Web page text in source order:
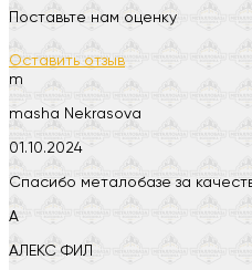
Поставьте нам оценку
Оставить отзыв
m
masha Nekrasova
01.10.2024
Спасибо металобазе за
А
АЛЕКС ФИЛ